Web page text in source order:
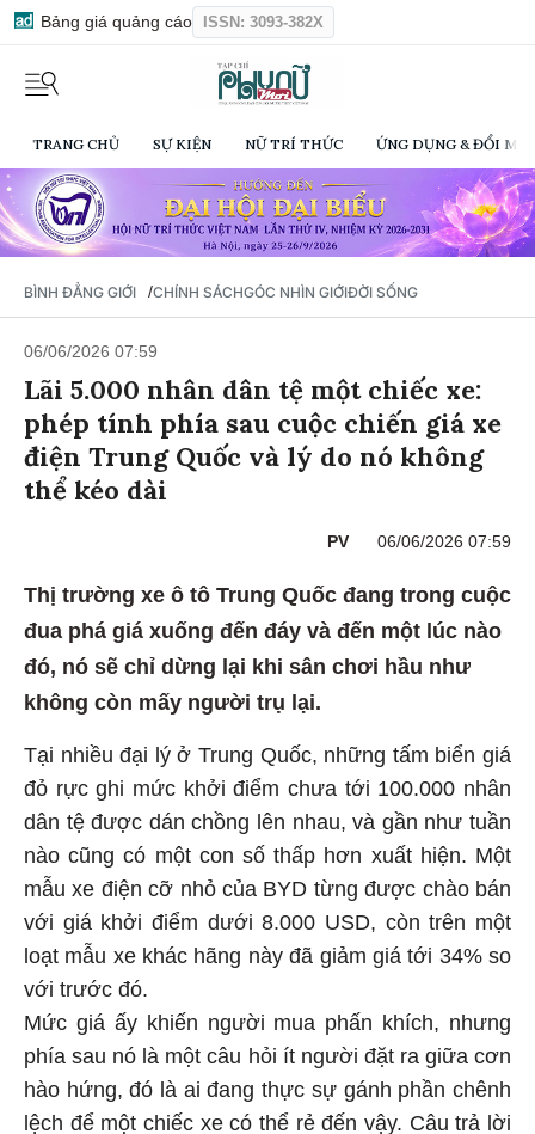
Bảng giá quảng cáo ISSN: 3093-382X
TRANG CHỦ SỰ KIỆN NỮ TRÍ THỨC ỨNG DỤNG & ĐỔI
BÌNH ĐẲNG GIỚI /CHÍNH SÁCHGÓC NHÌN GIỚIĐỜI SỐNG
06/06/2026 07:59
Lãi 5.000 nhân dân tệ một chiếc xe:
phép tính phía sau cuộc chiến giá xe
điện Trung Quốc và lý do nó không
thể kéo dài
PV 06/06/2026 07:59
Thị trường xe ô tô Trung Quốc đang trong cuộc
đua phá giá xuống đến đáy và đến một lúc nào
đó, nó sẽ chỉ dừng lại khi sân chơi hầu như
không còn mấy người trụ lại.
Tại nhiều đại lý ở Trung Quốc, những tấm biển giá
đỏ rực ghi mức khởi điểm chưa tới 100.000 nhân
dân tệ được dán chồng lên nhau, và gần như tuần
nào cũng có một con số thấp hơn xuất hiện. Một
mẫu xe điện cỡ nhỏ của BYD từng được chào bán
với giá khởi điểm dưới 8.000 USD, còn trên một
loạt mẫu xe khác hãng này đã giảm giá tới 34% so
với trước đó.
Mức giá ấy khiến người mua phấn khích, nhưng
phía sau nó là một câu hỏi ít người đặt ra giữa cơn
hào hứng, đó là ai đang thực sự gánh phần chênh
lệch để một chiếc xe có thể rẻ đến vậy. Câu trả lời